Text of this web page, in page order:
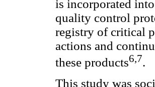
is incorporated
quality control
registry of critical
actions and
these products6,7.
This study was